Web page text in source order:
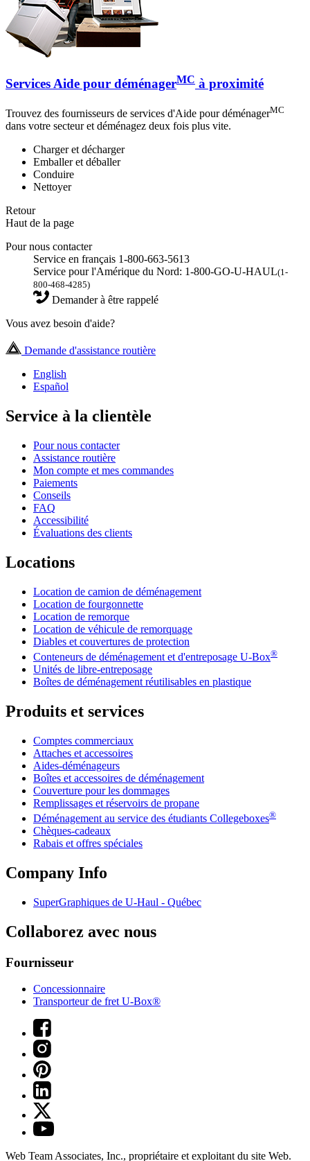
Services Aide pour déménagerMC à proximité
Trouvez des fournisseurs de services d'Aide pour déménagerMC
dans votre secteur et déménagez deux fois plus vite.
Charger et décharger
Emballer et déballer
Conduire
Nettoyer
Retour
Haut de la page
Pour nous contacter
Service en français 1-800-663-5613
Service pour l'Amérique du Nord: 1-800-GO-U-HAUL(1-
800-468-4285)
Demander à être rappelé
Vous avez besoin d'aide?
Demande d'assistance routière
English
Español
Service à la clientèle
Pour nous contacter
Assistance routière
Mon compte et mes commandes
Paiements
Conseils
FAQ
Accessibilité
Évaluations des clients
Locations
Location de camion de déménagement
Location de fourgonnette
Location de remorque
Location de véhicule de remorquage
Diables et couvertures de protection
Conteneurs de déménagement et d'entreposage U-Box®
Unités de libre-entreposage
Boîtes de déménagement réutilisables en plastique
Produits et services
Comptes commerciaux
Attaches et accessoires
Aides-déménageurs
Boîtes et accessoires de déménagement
Couverture pour les dommages
Remplissages et réservoirs de propane
Déménagement au service des étudiants Collegeboxes®
Chèques-cadeaux
Rabais et offres spéciales
Company Info
SuperGraphiques de U-Haul - Québec
Collaborez avec nous
Fournisseur
Concessionnaire
Transporteur de fret U-Box®
Web Team Associates, Inc., propriétaire et exploitant du site Web.